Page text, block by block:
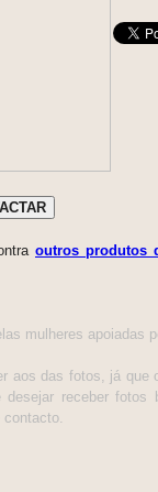
outros produtos
mulheres apoiadas
aos das fotos, já que
receber fotos